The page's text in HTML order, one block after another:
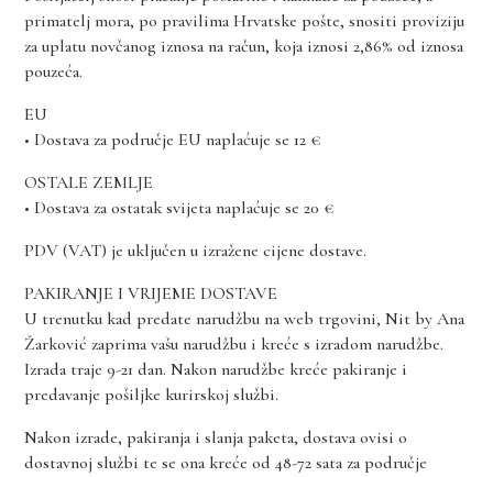
primatelj mora, po pravilima Hrvatske pošte, snositi proviziju
za uplatu novčanog iznosa na račun, koja iznosi 2,86% od iznosa
pouzeća.
EU
• Dostava za područje EU naplaćuje se 12 €
OSTALE ZEMLJE
• Dostava za ostatak svijeta naplaćuje se 20 €
PDV (VAT) je uključen u izražene cijene dostave.
PAKIRANJE I VRIJEME DOSTAVE
U trenutku kad predate narudžbu na web trgovini, Nit by Ana
Žarković zaprima vašu narudžbu i kreće s izradom narudžbe.
Izrada traje 9-21 dan. Nakon narudžbe kreće pakiranje i
predavanje pošiljke kurirskoj službi.
Nakon izrade, pakiranja i slanja paketa, dostava ovisi o
dostavnoj službi te se ona kreće od 48-72 sata za područje